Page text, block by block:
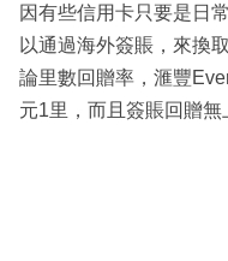
因有些信用卡只要是日
以通過海外簽賬，來換
論里數回贈率，滙豐
元1里，而且簽賬回贈無